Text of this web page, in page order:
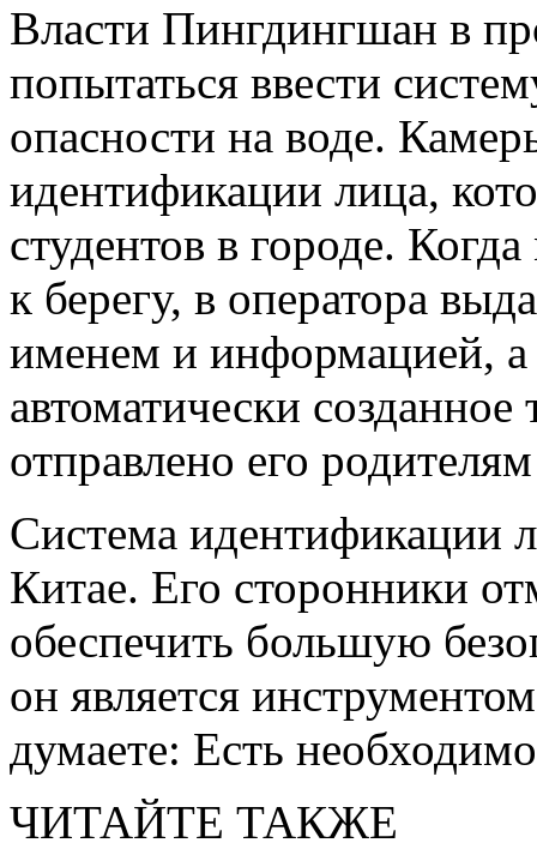
Власти Пингдингшан в
попытаться ввести
опасности на воде.
идентификации лица,
студентов в городе.
к берегу, в оператора
именем и информацией,
автоматически
отправлено его
Система идентификации
Китае. Его сторонники
обеспечить большую
он является
думаете: Есть
ЧИТАЙТЕ ТАКЖЕ